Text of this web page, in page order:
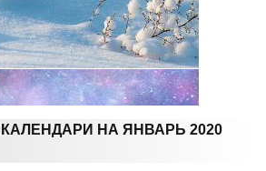
НА ЯНВАРЬ 2020